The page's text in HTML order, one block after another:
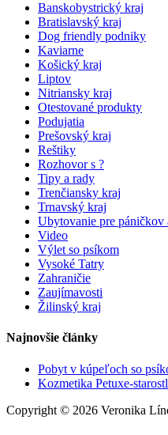
Banskobystrický kraj
Bratislavský kraj
Dog friendly podniky
Kaviarne
Košický kraj
Liptov
Nitriansky kraj
Otestované produkty
Podujatia
Prešovský kraj
Reštiky
Rozhovor s ?
Tipy a rady
Trenčiansky kraj
Trnavský kraj
Ubytovanie pre páničkov
Video
Výlet so psíkom
Vysoké Tatry
Zahraničie
Zaujímavosti
Žilinský kraj
Najnovšie články
Pobyt v kúpeľoch so
Kozmetika Petuxe-
Copyright © 2026 Veronika